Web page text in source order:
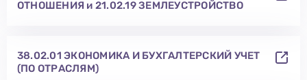
ОТНОШЕНИЯ и 21.02.19 ЗЕМЛЕУСТРОЙСТВО
38.02.01 ЭКОНОМИКА И БУХГАЛТЕРСКИЙ УЧЕТ
(ПО ОТРАСЛЯМ)